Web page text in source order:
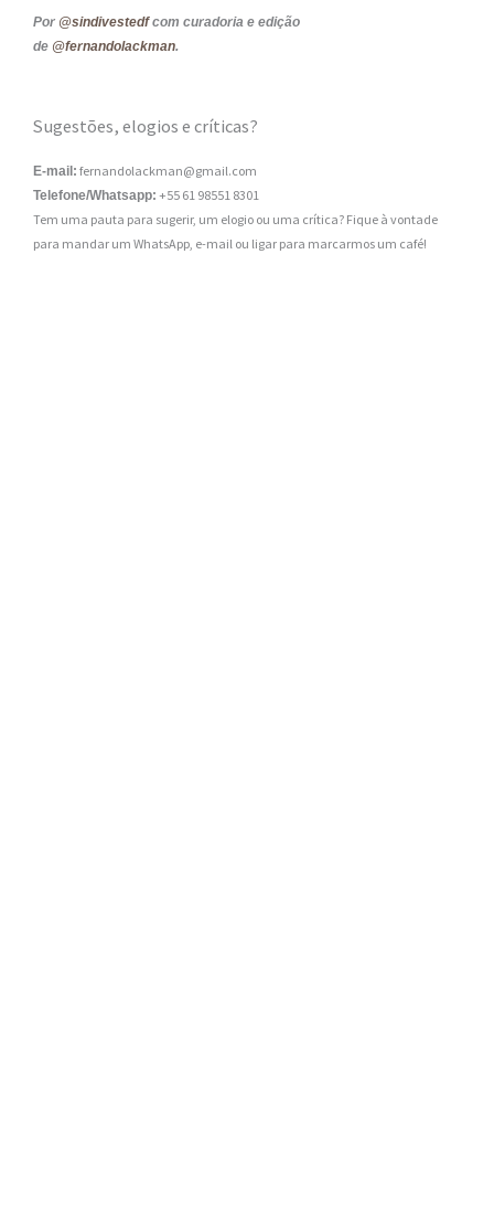
Por @sindivestedfcom curadoria e edição
de @fernandolackman.
Sugestões, elogios e críticas?
E-mail: fernandolackman@gmail.com
Telefone/Whatsapp: +55 61 98551 8301
Tem uma pauta para sugerir, um elogio ou uma crítica? Fique à vontade
para mandar um WhatsApp, e-mail ou ligar para marcarmos um café!